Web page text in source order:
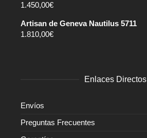
1.450,00€
Artisan de Geneva Nautilus 5711
1.810,00€
Enlaces Directos
Envíos
Preguntas Frecuentes